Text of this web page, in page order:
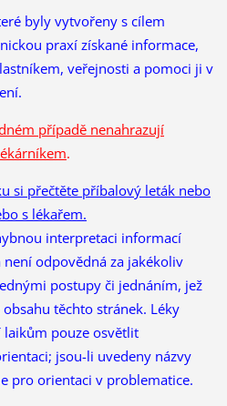
byly vytvořeny s cílem
praxí získané informace,
veřejnosti a pomoci ji v
případě nenahrazují
.
si přečtěte příbalový leták nebo
s lékařem.
interpretaci informací
odpovědná za jakékoliv
postupy či jednáním, jež
těchto stránek. Léky
laikům pouze osvětlit
jsou-li uvedeny názvy
pro orientaci v problematice.